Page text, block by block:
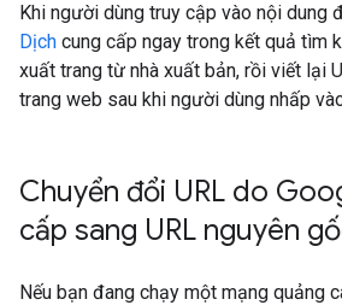
Khi người dùng truy cập vào nội dung
Dịch cung cấp ngay trong kết quả tìm
xuất trang từ nhà xuất bản, rồi viết lại
trang web sau khi người dùng nhấp
Chuyển đổi URL do
cấp sang URL nguyên
Nếu bạn đang chạy một mạng quảng